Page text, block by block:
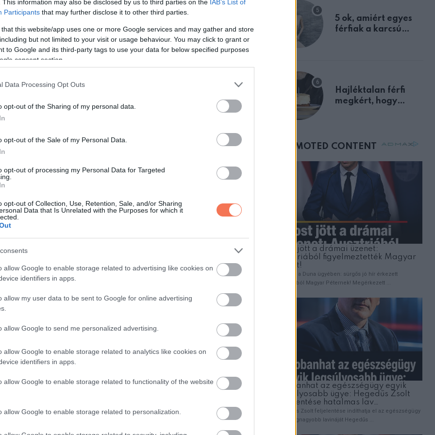
This information may also be disclosed by us to third parties on the IAB’s List of
Participants that may further disclose it to other third parties.
that this website/app uses one or more Google services and may gather and store
but not limited to your visit or usage behaviour. You may click to grant or
to Google and its third-party tags to use your data for below specified purposes
consent section.
Data Processing Opt Outs
opt-out of the Sharing of my personal data.
opt-out of the Sale of my Personal Data.
opt-out of processing my Personal Data for Targeted
opt-out of Collection, Use, Retention, Sale, and/or Sharing
Data that Is Unrelated with the Purposes for which it
allow Google to enable storage related to advertising like cookies on
identifiers in apps.
allow my user data to be sent to Google for online advertising
allow Google to send me personalized advertising.
allow Google to enable storage related to analytics like cookies on
identifiers in apps.
allow Google to enable storage related to functionality of the website
allow Google to enable storage related to personalization.
nem. Linda, a feleségem erre rendszeresen emlékeztet.
karral, miközben nézte a villanyszámlát.
még ha nem is ettől telik meg a hűtő.
ott felejtett házi, kesztyű, vagy félig megevett szelet.
jött egy halk szipogás. Megálltam.
éves lehetett. Az ablakhoz húzódott, vékony kabátját szorosan
elé.
halkan.
kékesek voltak. Nem csak a reggeli hidegtől, inkább attól, hogy régóta
volt rá, lötyögött, de még mindig jobb, mint a semmi.
5 ok, amiért egyes
férfiak a karcsú
Hajléktalan férfi
megkért, hogy
mellettem ült az első